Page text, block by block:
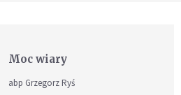
Moc wiary
abp Grzegorz Ryś